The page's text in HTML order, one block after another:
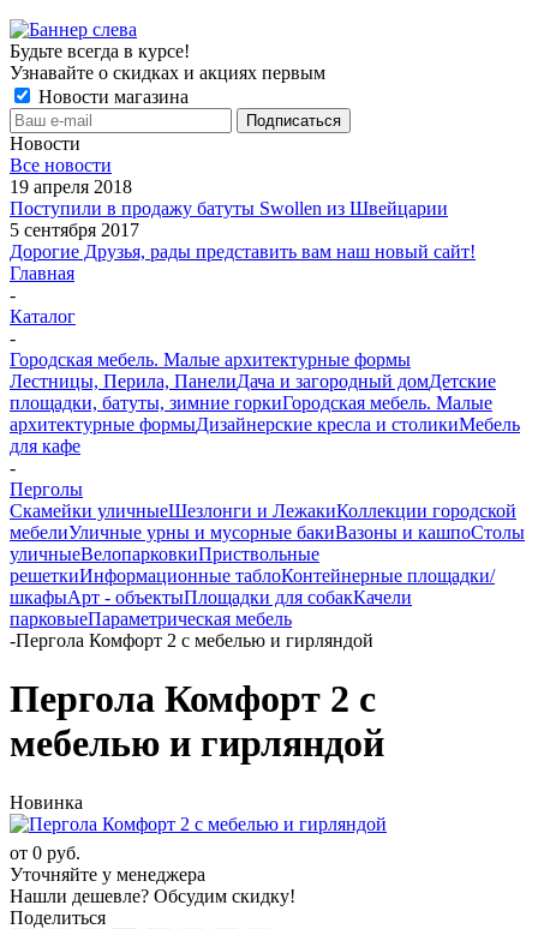
Будьте всегда в курсе!
Узнавайте о скидках и акциях первым
Новости магазина
Новости
Все новости
19 апреля 2018
Поступили в продажу батуты Swollen из Швейцарии
5 сентября 2017
Дорогие Друзья, рады представить вам наш новый сайт!
Главная
-
Каталог
-
Городская мебель. Малые архитектурные формы
Лестницы, Перила, ПанелиДача и загородный домДетские
площадки, батуты, зимние горкиГородская мебель. Малые
архитектурные формыДизайнерские кресла и столикиМебель
для кафе
-
Перголы
Скамейки уличныеШезлонги и ЛежакиКоллекции городской
мебелиУличные урны и мусорные бакиВазоны и кашпоСтолы
уличныеВелопарковкиПриствольные
решеткиИнформационные таблоКонтейнерные площадки/
шкафыАрт - объектыПлощадки для собакКачели
парковыеПараметрическая мебель
-Пергола Комфорт 2 с мебелью и гирляндой
Пергола Комфорт 2 с
мебелью и гирляндой
Новинка
от 0 руб.
Уточняйте у менеджера
Нашли дешевле? Обсудим скидку!
Поделиться